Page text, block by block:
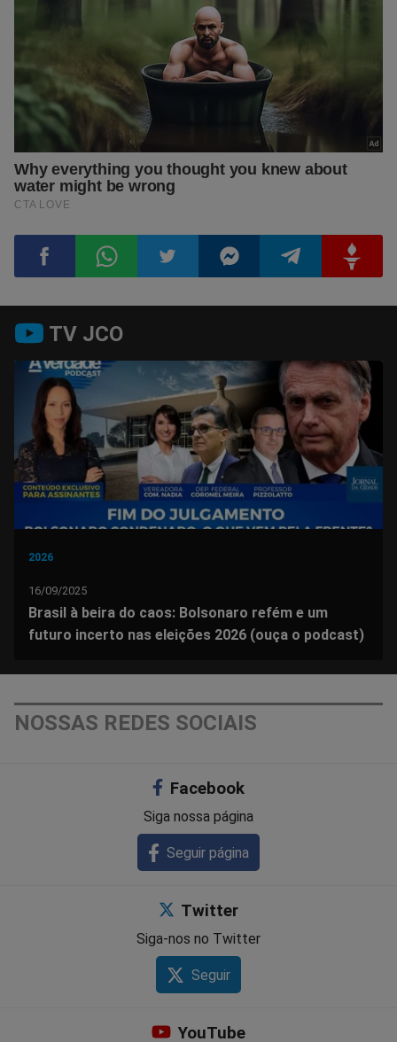
Compartilhar
no
Facebook
no
Whatsapp
no
Twitter
no
Messenger
no
Telegram
no
Gettr
TV JCO
2026
16/09/2025
Brasil à beira do caos: Bolsonaro refém e um
futuro incerto nas eleições 2026 (ouça o podcast)
NOSSAS REDES SOCIAIS
Facebook
Siga nossa página
Seguir página
Twitter
Siga-nos no Twitter
Seguir
YouTube